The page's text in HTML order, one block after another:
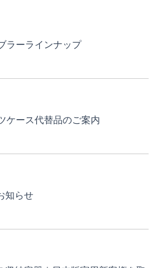
ラーラインナップ
ケース代替品のご案内
知らせ